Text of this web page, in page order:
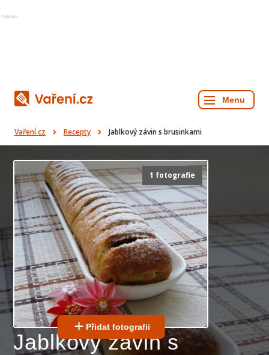
Reklama
Vaření.cz Recepty Jablkový závin s brusinkami
1 fotografie
Přidat fotografii
Jablkový závin s